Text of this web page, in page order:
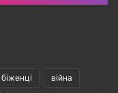
біженці війна